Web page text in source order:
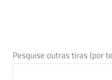
Pesquise outras tiras (por